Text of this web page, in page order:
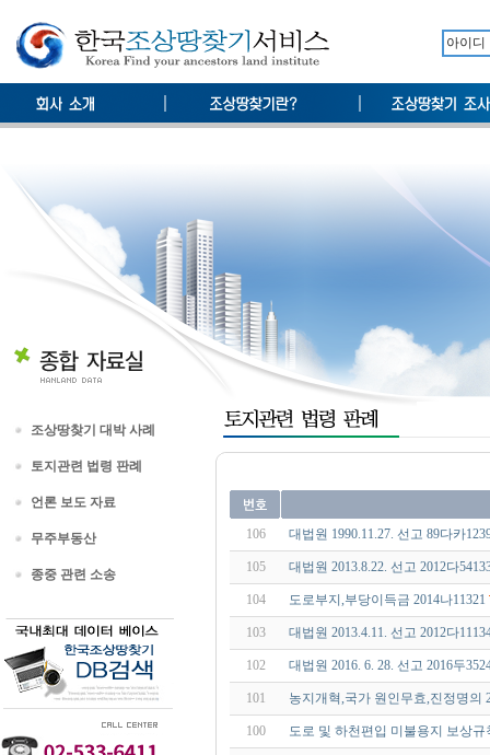
조상땅찾기 대박 사례
토지관련 법령 판례
언론 보도 자료
무주부동산
종중 관련 소송
106 대법원 1990.11.27. 선고 89다카
105 대법원 2013.8.22. 선고 2012다
104 도로부지,부당이득금 2014나11321
103 대법원 2013.4.11. 선고 2012다
102 대법원 2016. 6. 28. 선고 2016두
101 농지개혁,국가 원인무효,진정명의
100 도로 및 하천편입 미불용지 보상규